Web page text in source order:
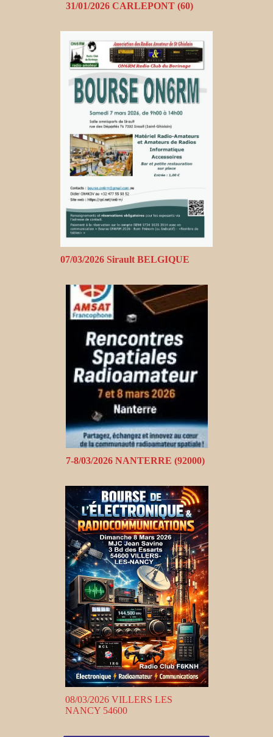
31/01/2026 CARLEPONT (60)
07/03/2026 Sirault BELGIQUE
7-8/03/2026 NANTERRE (92000)
08/03/2026 VILLERS LES
NANCY 54600